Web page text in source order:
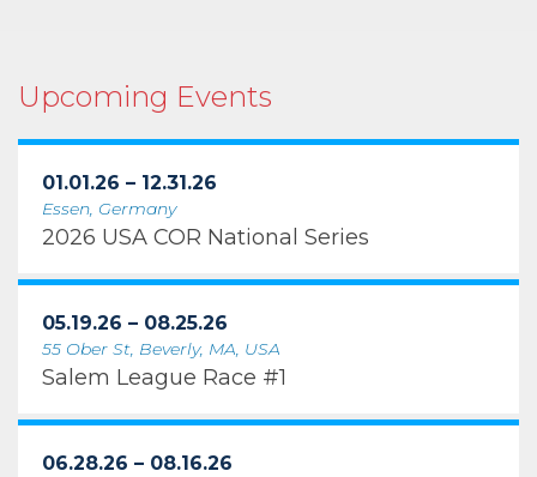
Upcoming Events
01.01.26 – 12.31.26
Essen, Germany
2026 USA COR National Series
05.19.26 – 08.25.26
55 Ober St, Beverly, MA, USA
Salem League Race #1
06.28.26 – 08.16.26